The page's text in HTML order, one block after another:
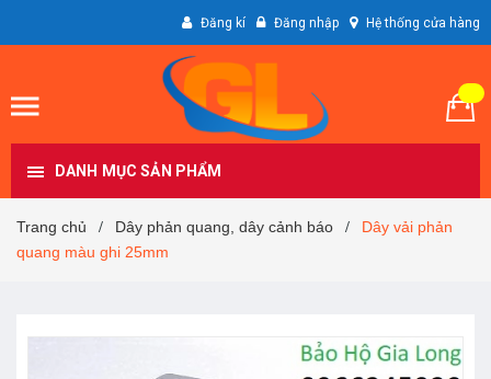
Đăng kí Đăng nhập Hệ thống cửa hàng
DANH MỤC SẢN PHẨM
Trang chủ / Dây phản quang, dây cảnh báo /
Dây vải phản
quang màu ghi 25mm